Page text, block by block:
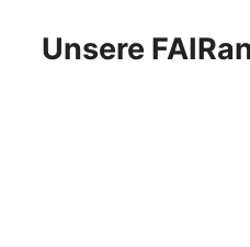
Unsere